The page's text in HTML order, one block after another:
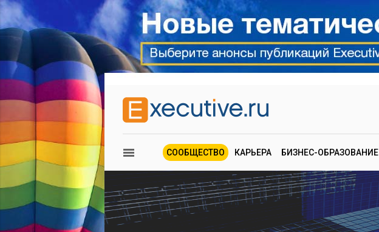
СООБЩЕСТВО КАРЬЕРА БИЗНЕС-ОБРАЗОВАНИЕ